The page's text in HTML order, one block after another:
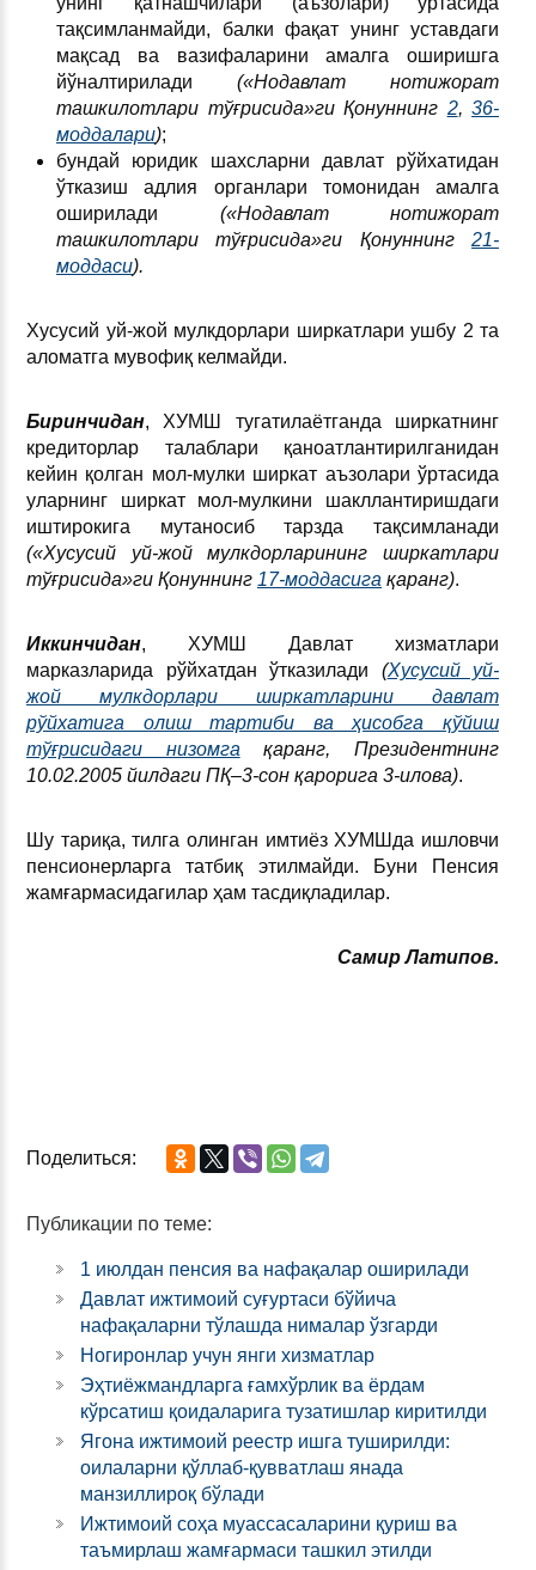
тақсимланмайди, балки фақат унинг уставдаги
мақсад ва вазифаларини амалга оширишга
йўналтирилади(«Нодавлат нотижорат
ташкилотлари тўғрисида»ги Қонуннинг 2,36-
моддалари);
бундай юридик шахсларни давлат рўйхатидан
ўтказиш адлия органлари томонидан амалга
оширилади («Нодавлат нотижорат
ташкилотлари тўғрисида»ги Қонуннинг21-
моддаси).
Хусусий уй-жой мулкдорлари ширкатлари ушбу 2 та
аломатга мувофиқ келмайди.
Биринчидан, ХУМШ тугатилаётганда ширкатнинг
кредиторлар талаблари қаноатлантирилганидан
кейин қолган мол-мулки ширкат аъзолари ўртасида
уларнинг ширкат мол-мулкини шакллантиришдаги
иштирокига мутаносиб тарзда тақсимланади
(«Хусусий уй-жой мулкдорларининг ширкатлари
тўғрисида»ги Қонуннинг 17-моддасига қаранг).
Иккинчидан, ХУМШ Давлат хизматлари
марказларида рўйхатдан ўтказилади (Хусусий уй-
жой мулкдорлари ширкатларини давлат
рўйхатига олиш тартиби ва ҳисобга қўйиш
тўғрисидаги низомга қаранг, Президентнинг
10.02.2005 йилдаги ПҚ–3-сон қарорига 3-илова).
Шу тариқа, тилга олинган имтиёз ХУМШда ишловчи
пенсионерларга татбиқ этилмайди. Буни Пенсия
жамғармасидагилар ҳам тасдиқладилар.
Самир Латипов.
Поделиться:
Публикации по теме:
1 июлдан пенсия ва нафақалар оширилади
Давлат ижтимоий суғуртаси бўйича
нафақаларни тўлашда нималар ўзгарди
Ногиронлар учун янги хизматлар
Эҳтиёжмандларга ғамхўрлик ва ёрдам
кўрсатиш қоидаларига тузатишлар киритилди
Ягона ижтимоий реестр ишга туширилди:
оилаларни қўллаб-қувватлаш янада
манзиллироқ бўлади
Ижтимоий соҳа муассасаларини қуриш ва
таъмирлаш жамғармаси ташкил этилди